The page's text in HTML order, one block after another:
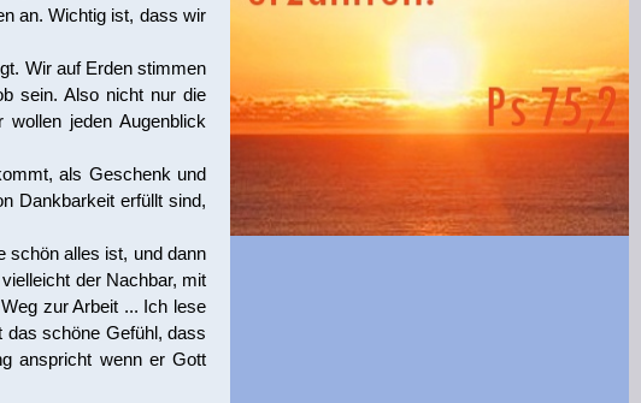
an. Wichtig ist, dass wir
Wir auf Erden stimmen
sein. Also nicht nur die
jeden Augenblick
als Geschenk und
Dankbarkeit erfüllt sind,
schön alles ist, und dann
der Nachbar, mit
zur Arbeit ... Ich lese
das schöne Gefühl, dass
anspricht wenn er Gott